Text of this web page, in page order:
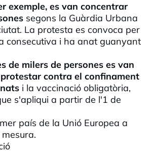
exemple, es van concentrar
segons la Guàrdia Urbana
La protesta es convoca per
consecutiva i ha anat guanyant
de milers de persones es van
contra el confinament
i la vaccinació obligatòria,
s'apliqui a partir de l'1 de
país de la Unió Europea a